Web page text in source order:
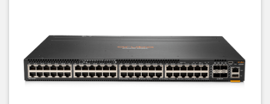
I/O ports and
slots
48x ports 10/100/1000 BASE-T
4x 1/10/25/50G SFP ports